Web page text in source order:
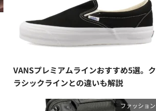
VANSプレミアムラインおすすめ5選。ク
ラシックラインとの違いも解説
ファッション